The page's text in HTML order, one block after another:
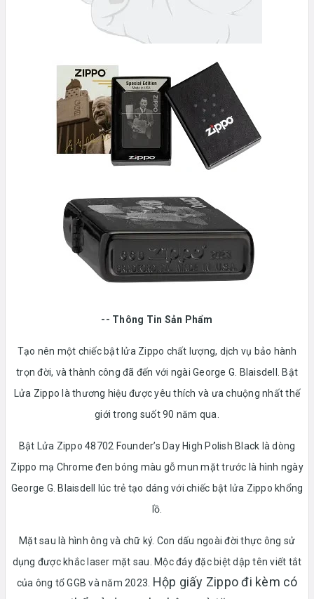
-- Thông Tin Sản Phẩm
Tạo nên một chiếc bật lửa Zippo chất lượng, dịch vụ bảo hành
trọn đời, và thành công đã đến với ngài George G. Blaisdell. Bật
Lửa Zippo là thương hiệu được yêu thích và ưa chuộng nhất thế
giới trong suốt 90 năm qua.
Bật Lửa Zippo 48702 Founder’s Day High Polish Black là dòng
Zippo mạ Chrome đen bóng màu gỗ mun mặt trước là hình ngày
George G. Blaisdell lúc trẻ tạo dáng với chiếc bật lửa Zippo khổng
lồ.
Mặt sau là hình ông và chữ ký. Con dấu ngoài đời thực ông sử
dụng được khắc laser mặt sau. Mộc đáy đặc biệt dập tên viết tắt
của ông tổ GGB và năm 2023. Hộp giấy Zippo đi kèm có